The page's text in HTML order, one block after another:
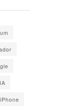
IA
iPhone